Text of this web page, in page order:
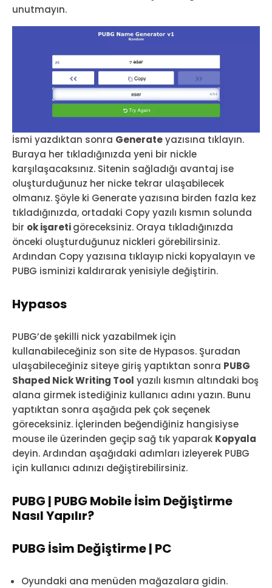
unutmayın.
İsmi yazdıktan sonra Generateyazısına tıklayın.
Buraya her tıkladığınızda yeni bir nickle
karşılaşacaksınız. Sitenin sağladığı avantaj ise
oluşturduğunuz her nicke tekrar ulaşabilecek
olmanız. Şöyle ki Generate yazısına birden fazla kez
tıkladığınızda, ortadaki Copy yazılı kısmın solunda
bir ok işaretigöreceksiniz. Oraya tıkladığınızda
önceki oluşturduğunuz nickleri görebilirsiniz.
Ardından Copy yazısına tıklayıp nicki kopyalayın ve
PUBG isminizi kaldırarak yenisiyle değiştirin.
Hypasos
PUBG’de şekilli nick yazabilmek için
kullanabileceğiniz son site de Hypasos. Şuradan
ulaşabileceğiniz siteye giriş yaptıktan sonra PUBG
Shaped Nick Writing Tool yazılı kısmın altındaki boş
alana girmek istediğiniz kullanıcı adını yazın. Bunu
yaptıktan sonra aşağıda pek çok seçenek
göreceksiniz. İçlerinden beğendiğiniz hangisiyse
mouse ile üzerinden geçip sağ tık yaparak Kopyala
deyin. Ardından aşağıdaki adımları izleyerek PUBG
için kullanıcı adınızı değiştirebilirsiniz.
PUBG | PUBG Mobile İsim Değiştirme
Nasıl Yapılır?
PUBG İsim Değiştirme | PC
Oyundaki ana menüden mağazalara gidin.